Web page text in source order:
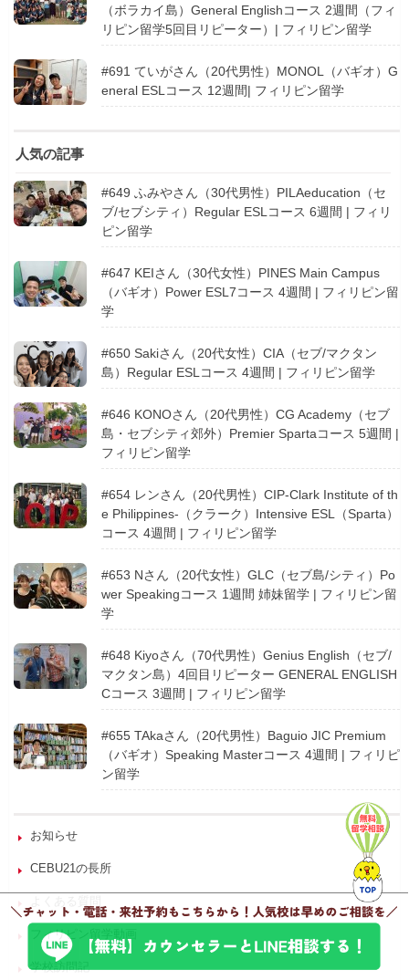
（ボラカイ島）General Englishコース 2週間（フィ
リピン留学5回目リピーター）| フィリピン留学
#691 ていがさん（20代男性）MONOL（バギオ）G
eneral ESLコース 12週間| フィリピン留学
人気の記事
#649 ふみやさん（30代男性）PILAeducation（セ
ブ/セブシティ）Regular ESLコース 6週間 | フィリ
ピン留学
#647 KEIさん（30代女性）PINES Main Campus
（バギオ）Power ESL7コース 4週間 | フィリピン留
学
#650 Sakiさん（20代女性）CIA（セブ/マクタン
島）Regular ESLコース 4週間 | フィリピン留学
#646 KONOさん（20代男性）CG Academy（セブ
島・セブシティ郊外）Premier Spartaコース 5週間 |
フィリピン留学
#654 レンさん（20代男性）CIP-Clark Institute of th
e Philippines-（クラーク）Intensive ESL（Sparta）
コース 4週間 | フィリピン留学
#653 Nさん（20代女性）GLC（セブ島/シティ）Po
wer Speakingコース 1週間 姉妹留学 | フィリピン留
学
#648 Kiyoさん（70代男性）Genius English（セブ/
マクタン島）4回目リピーター GENERAL ENGLISH
Cコース 3週間 | フィリピン留学
#655 TAkaさん（20代男性）Baguio JIC Premium
（バギオ）Speaking Masterコース 4週間 | フィリピ
ン留学
お知らせ
CEBU21の長所
フィリピン留学動画
学校訪問記